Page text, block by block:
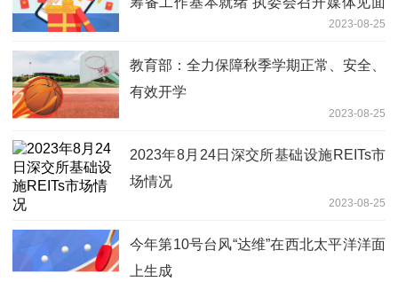
2023-08-25
教育部：全力保障秋季学期正常、安全、
有效开学
2023-08-25
2023年8月24日深交所基础设施REITs市
场情况
2023-08-25
今年第10号台风“达维”在西北太平洋洋面
上生成